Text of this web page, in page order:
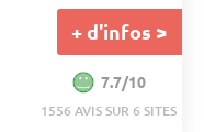
+ d'infos >
7.7/10
1556 AVIS SUR 6 SITES